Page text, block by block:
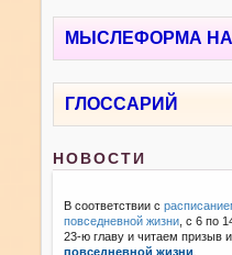
МЫСЛЕФОРМА
ГЛОССАРИЙ
НОВОСТИ
В соответствии с
повседневной жизни , с 6 по
23-ю главу и читаем призыв
повседневной жизни